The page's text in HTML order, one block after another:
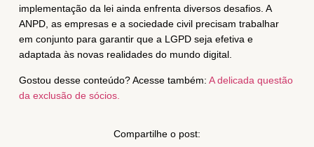
implementação da lei ainda enfrenta diversos desafios. A
ANPD, as empresas e a sociedade civil precisam trabalhar
em conjunto para garantir que a LGPD seja efetiva e
adaptada às novas realidades do mundo digital.
Gostou desse conteúdo? Acesse também: A delicada questão
da exclusão de sócios.
Compartilhe o post: